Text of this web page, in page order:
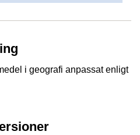
i geografi anpassat enligt